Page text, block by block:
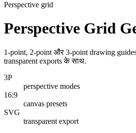
Perspective grid
Perspective Grid
1-point, 2-point और 3-point drawing
transparent exports के साथ.
3P
perspective modes
16:9
canvas presets
SVG
transparent export